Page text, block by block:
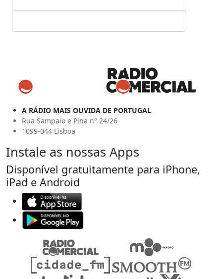
A RÁDIO MAIS OUVIDA DE PORTUGAL
Rua Sampaio e Pina n° 24/26
1099-044 Lisboa
Instale as nossas Apps
Disponível gratuitamente para iPhone,
iPad e Android